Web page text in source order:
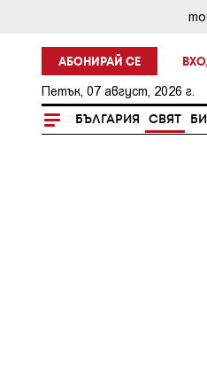
АБОНИРАЙ СЕ
Петък, 07 август, 2026 г.
БЪЛГАРИЯ СВЯТ